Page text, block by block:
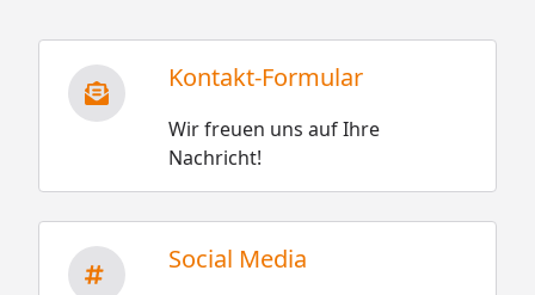
Kontakt-Formular
Wir freuen uns auf Ihre
Nachricht!
Social Media